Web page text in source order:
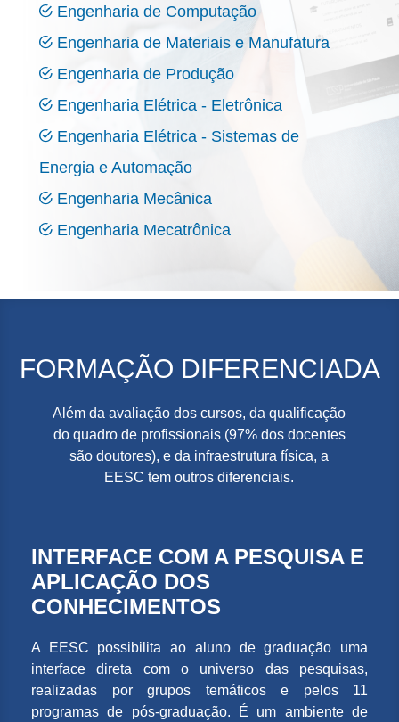
Engenharia de Computação
Engenharia de Materiais e Manufatura
Engenharia de Produção
Engenharia Elétrica - Eletrônica
Engenharia Elétrica - Sistemas de
Energia e Automação
Engenharia Mecânica
Engenharia Mecatrônica
FORMAÇÃO DIFERENCIADA
Além da avaliação dos cursos, da qualificação
do quadro de profissionais (97% dos docentes
são doutores), e da infraestrutura física, a
EESC tem outros diferenciais.
INTERFACE COM A PESQUISA E
APLICAÇÃO DOS
CONHECIMENTOS
A EESC possibilita ao aluno de graduação uma
interface direta com o universo das pesquisas,
realizadas por grupos temáticos e pelos 11
programas de pós-graduação. É um ambiente de